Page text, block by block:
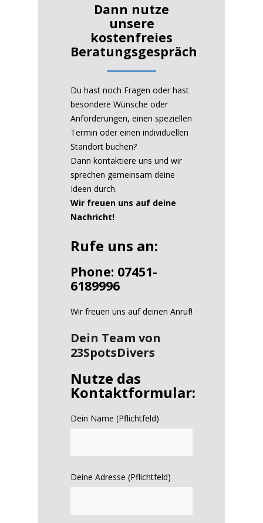
Dann nutze
unsere
kostenfreies
Beratungsgespräch
Du hast noch Fragen oder hast
besondere Wünsche oder
Anforderungen, einen speziellen
Termin oder einen individuellen
Standort buchen?
Dann kontaktiere uns und wir
sprechen gemeinsam deine
Ideen durch.
Wir freuen uns auf deine
Nachricht!
Rufe uns an:
Phone: 07451-
6189996
Wir freuen uns auf deinen Anruf!
Dein Team von
23SpotsDivers
Nutze das
Kontaktformular:
Dein Name (Pflichtfeld)
Deine Adresse (Pflichtfeld)